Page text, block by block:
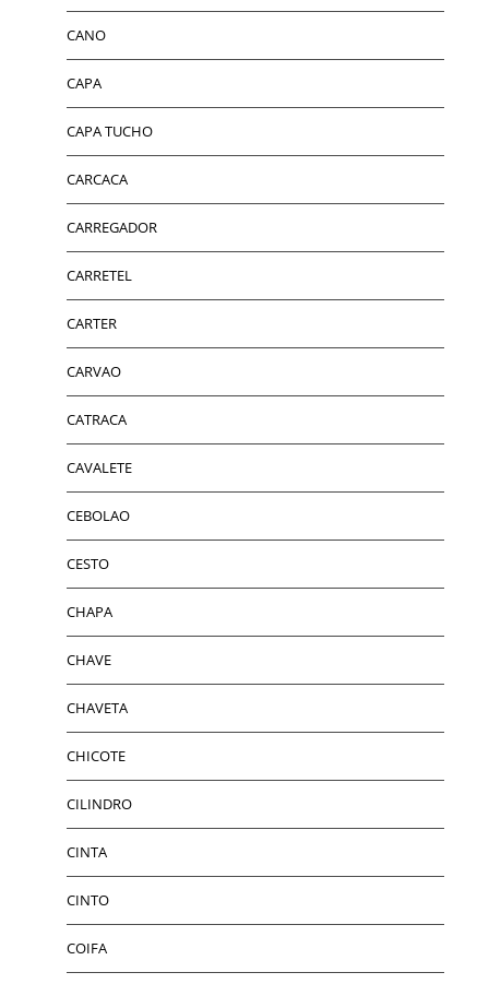
CANO
CAPA
CAPA TUCHO
CARCACA
CARREGADOR
CARRETEL
CARTER
CARVAO
CATRACA
CAVALETE
CEBOLAO
CESTO
CHAPA
CHAVE
CHAVETA
CHICOTE
CILINDRO
CINTA
CINTO
COIFA